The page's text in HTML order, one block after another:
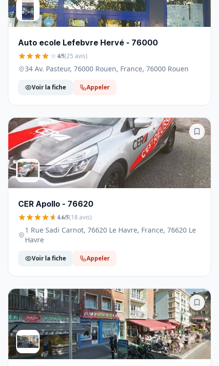
Auto ecole Lefebvre Hervé - 76000
4/5(25 avis)
34 Av. Pasteur, 76000 Rouen, France, 76000 Rouen
Voir la fiche Appeler
CER Apollo - 76620
4.6/5(18 avis)
1 Rue Sadi Carnot, 76620 Le Havre, France, 76620 Le
Havre
Voir la fiche Appeler